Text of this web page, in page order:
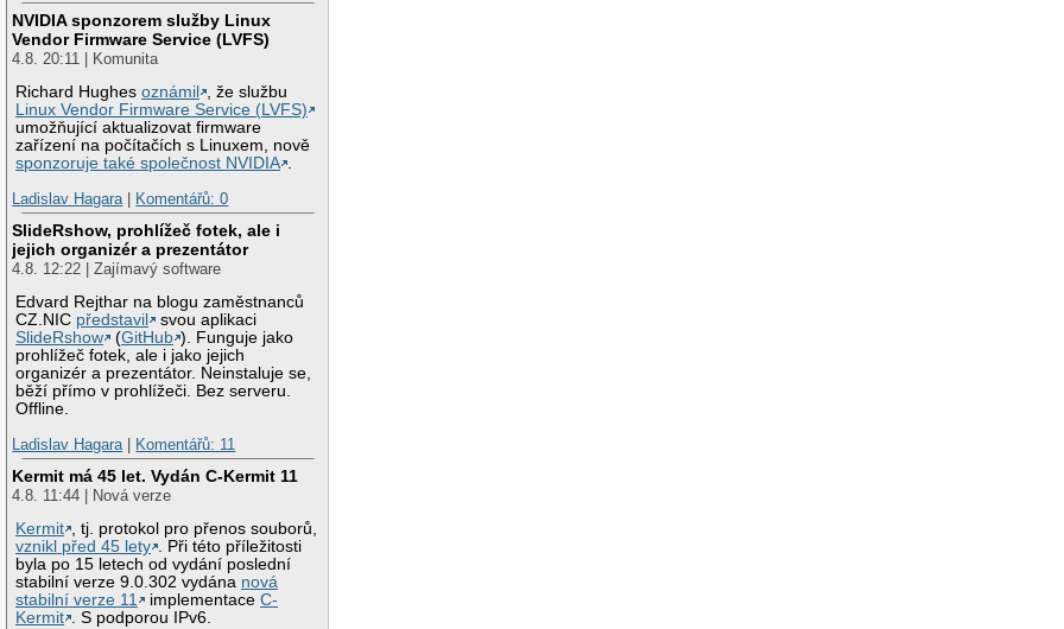
NVIDIA sponzorem služby Linux
Vendor Firmware Service (LVFS)
4.8. 20:11 | Komunita
Richard Hughesoznámil
, že službu
Linux Vendor Firmware Service (LVFS)
umožňující aktualizovat firmware
zařízení na počítačích s Linuxem, nově
sponzoruje také společnost NVIDIA .
Ladislav Hagara| Komentářů: 0
SlideRshow, prohlížeč fotek, ale i
jejich organizér a prezentátor
4.8. 12:22 | Zajímavý software
Edvard Rejthar na blogu zaměstnanců
CZ.NIC představil
svou aplikaci
SlideRshow
(GitHub ). Funguje jako
prohlížeč fotek, ale i jako jejich
organizér a prezentátor. Neinstaluje se,
běží přímo v prohlížeči. Bez serveru.
Offline.
Ladislav Hagara| Komentářů: 11
Kermit má 45 let. Vydán C-Kermit 11
4.8. 11:44 | Nová verze
Kermit , tj. protokol pro přenos souborů,
vznikl před 45 lety . Při této příležitosti
byla po 15 letech od vydání poslední
stabilní verze 9.0.302 vydána nová
stabilní verze 11
implementaceC-
Kermit . S podporou IPv6.